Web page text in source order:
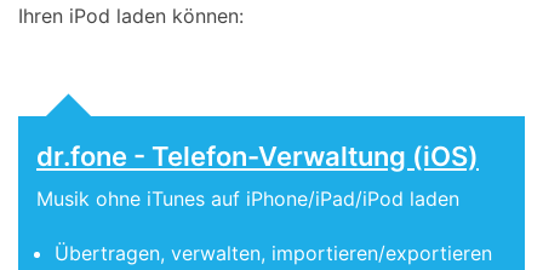
Ihren iPod laden können:
dr.fone - Telefon-Verwaltung (iOS)
Musik ohne iTunes auf iPhone/iPad/iPod laden
Übertragen, verwalten, importieren/exportieren